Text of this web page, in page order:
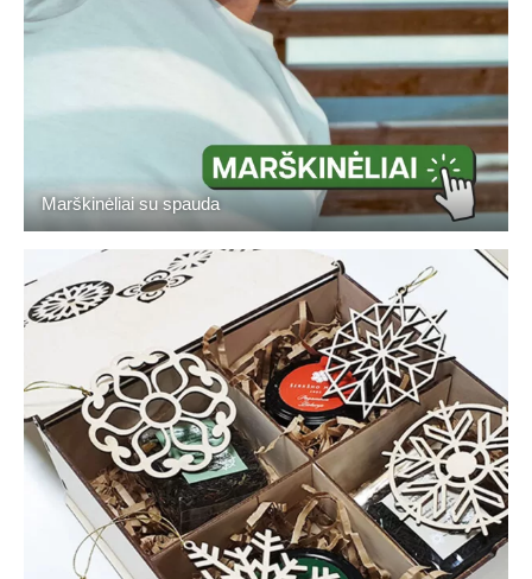
Marškinėliai su spauda